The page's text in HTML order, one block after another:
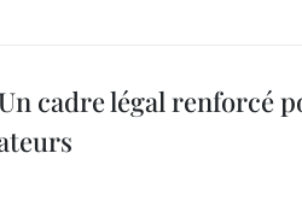
cadre légal renforcé